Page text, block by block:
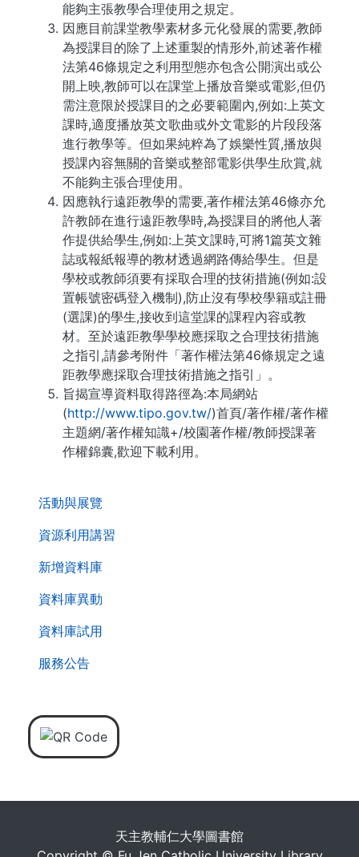
活動與展覽
資源利用講習
新增資料庫
資料庫異動
資料庫試用
服務公告
能夠主張教學合理使用之規定。
因應目前課堂教學素材多元化發展的需要,教師
為授課目的除了上述重製的情形外,前述著作權
法第46條規定之利用型態亦包含公開演出或公
開上映,教師可以在課堂上播放音樂或電影,但仍
需注意限於授課目的之必要範圍內,例如:上英文
課時,適度播放英文歌曲或外文電影的片段段落
進行教學等。但如果純粹為了娛樂性質,播放與
授課內容無關的音樂或整部電影供學生欣賞,就
不能夠主張合理使用。
因應執行遠距教學的需要,著作權法第46條亦允
許教師在進行遠距教學時,為授課目的將他人著
作提供給學生,例如:上英文課時,可將1篇英文雜
誌或報紙報導的教材透過網路傳給學生。但是
學校或教師須要有採取合理的技術措施(例如:設
置帳號密碼登入機制),防止沒有學校學籍或註冊
(選課)的學生,接收到這堂課的課程內容或教
材。至於遠距教學學校應採取之合理技術措施
之指引,請參考附件「著作權法第46條規定之遠
距教學應採取合理技術措施之指引」。
旨揭宣導資料取得路徑為:本局網站
(http://www.tipo.gov.tw/)首頁/著作權/著作權
主題網/著作權知識+/校園著作權/教師授課著
作權錦囊,歡迎下載利用。
天主教輔仁大學圖書館